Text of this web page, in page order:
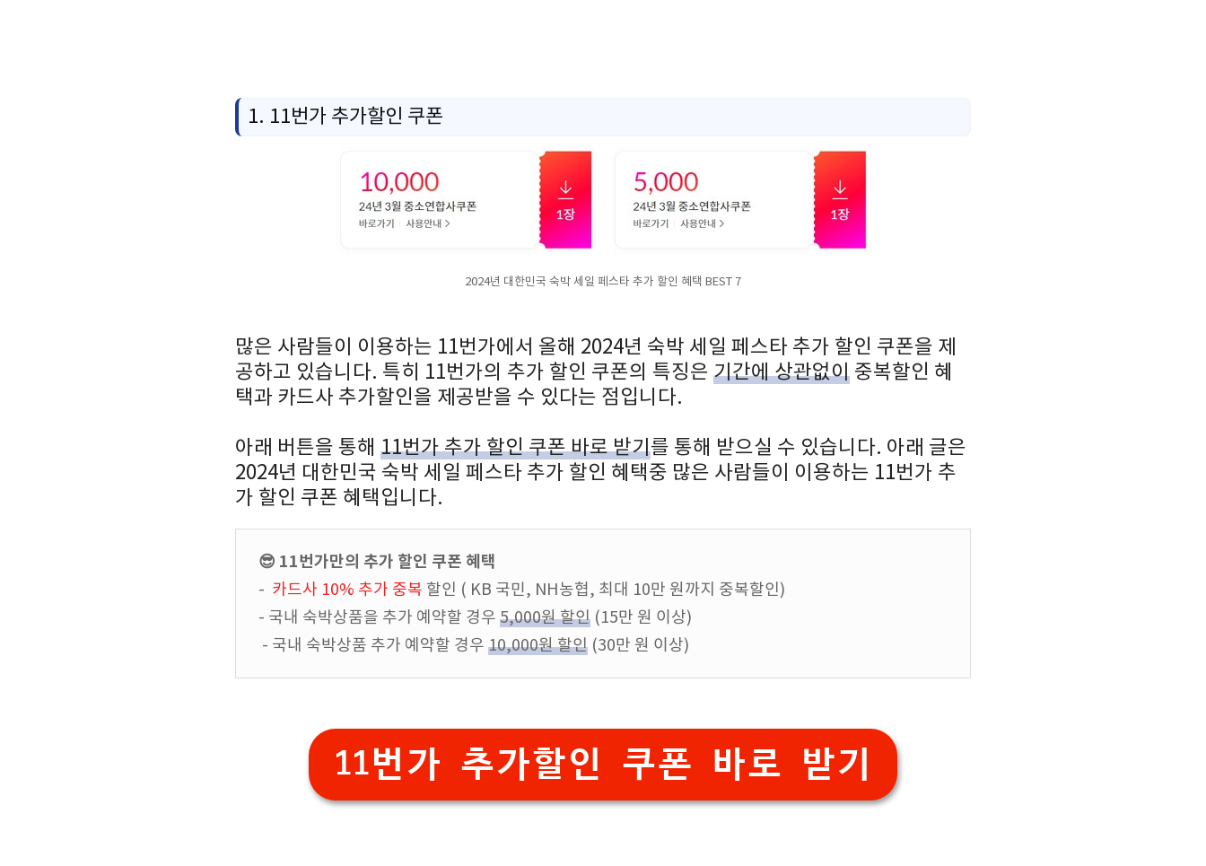
1. 11번가 추가할인 쿠폰
2024년 대한민국 숙박 세일 페스타 추가 할인 혜택 BEST 7
많은 사람들이 이용하는 11번가에서 올해 2024년 숙박 세일 페스타 추가 할인 쿠폰을 제
공하고 있습니다. 특히 11번가의 추가 할인 쿠폰의 특징은 기간에 상관없이 중복할인 혜
택과 카드사 추가할인을 제공받을 수 있다는 점입니다.
아래 버튼을 통해 11번가 추가 할인 쿠폰 바로 받기를 통해 받으실 수 있습니다. 아래 글은
2024년 대한민국 숙박 세일 페스타 추가 할인 혜택중 많은 사람들이 이용하는 11번가 추
가 할인 쿠폰 혜택입니다.
😎 11번가만의 추가 할인 쿠폰 혜택
- 카드사 10% 추가 중복 할인 ( KB 국민, NH농협, 최대 10만 원까지 중복할인)
- 국내 숙박상품을 추가 예약할 경우 5,000원 할인 (15만 원 이상)
- 국내 숙박상품 추가 예약할 경우 10,000원 할인 (30만 원 이상)
11번가 추가할인 쿠폰 바로 받기